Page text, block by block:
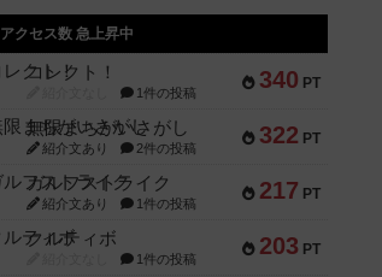
アクセス数 急上昇中
340 PT
コレクト！
1件の投稿
322 PT
無限まちがいさがし
紹介文あり 2件の投稿
217 PT
ガルフストライク
紹介文あり 1件の投稿
203 PT
クルティボ
1件の投稿